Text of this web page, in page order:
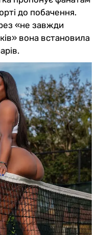
до побачення.
«не завжди
вона встановила